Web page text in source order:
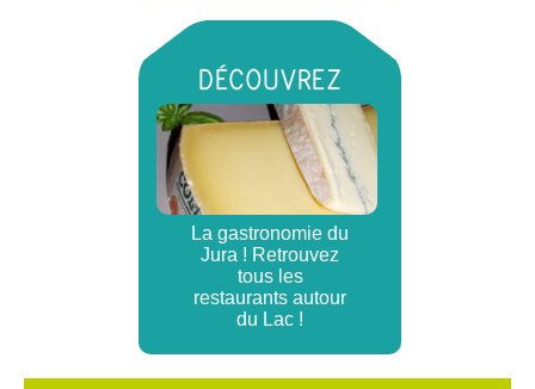
DÉCOUVREZ
La gastronomie du
Jura ! Retrouvez
tous les
restaurants autour
du Lac !